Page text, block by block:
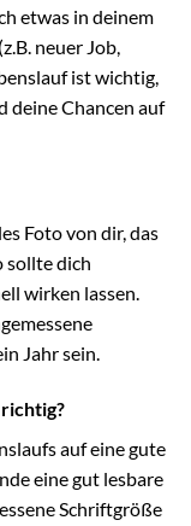
etwas in deinem
neuer Job,
ist wichtig,
deine Chancen auf
Foto von dir, das
sollte dich
wirken lassen.
Jahr sein.
auf eine gute
eine gut lesbare
Schriftgröße